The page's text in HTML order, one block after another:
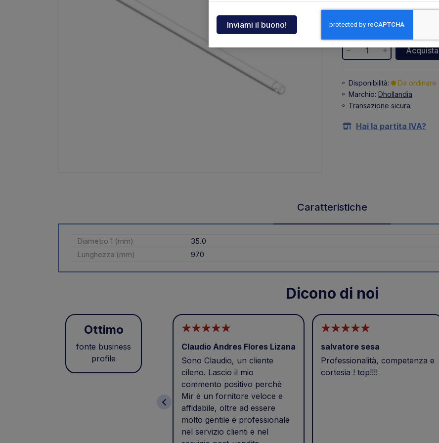
Elefantcar
MBB
385,20 €
+ 84,74 €(IVA 22%)
Acquista
Disponibilità:
Da ordinare
Marchio: Dhollandia
Transazione sicura
Hai la partita IVA?
Caratteristiche
Diametro 1 (mm)
35.0
Lunghezza (mm)
970
Dicono di noi
Ottimo
fonte business
profile
Claudio Andres Flores Lizana
Sono Claudio, un cliente
cileno. Lascio il mio
commento positivo perché
Mir è un fornitore veloce e
affidabile, oltre ad essere
molto gentile e professionale
nel servizio clienti e nel
salvatore sesa
Professionalità, competenza e
cortesia ! top!!!!